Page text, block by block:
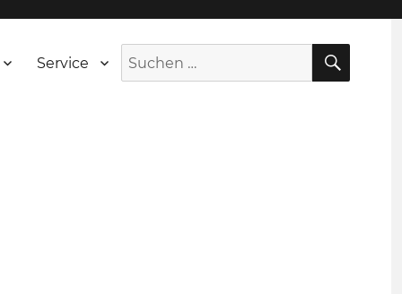
Service
Suche
nach: